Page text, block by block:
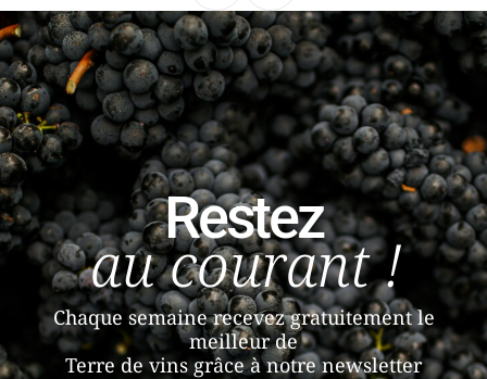
Restez
au courant !
Chaque semaine recevez gratuitement le
meilleur de
Terre de vins grâce à notre newsletter